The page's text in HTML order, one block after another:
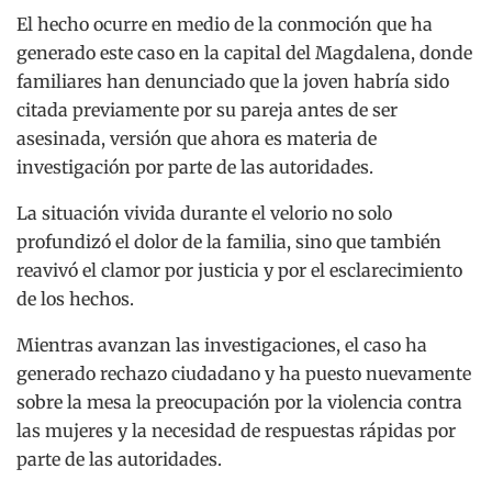
El hecho ocurre en medio de la conmoción que ha
generado este caso en la capital del Magdalena, donde
familiares han denunciado que la joven habría sido
citada previamente por su pareja antes de ser
asesinada, versión que ahora es materia de
investigación por parte de las autoridades.
La situación vivida durante el velorio no solo
profundizó el dolor de la familia, sino que también
reavivó el clamor por justicia y por el esclarecimiento
de los hechos.
Mientras avanzan las investigaciones, el caso ha
generado rechazo ciudadano y ha puesto nuevamente
sobre la mesa la preocupación por la violencia contra
las mujeres y la necesidad de respuestas rápidas por
parte de las autoridades.